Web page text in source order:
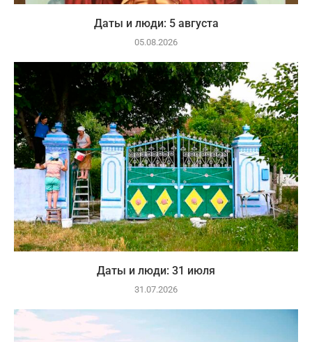
Даты и люди: 5 августа
05.08.2026
Даты и люди: 31 июля
31.07.2026